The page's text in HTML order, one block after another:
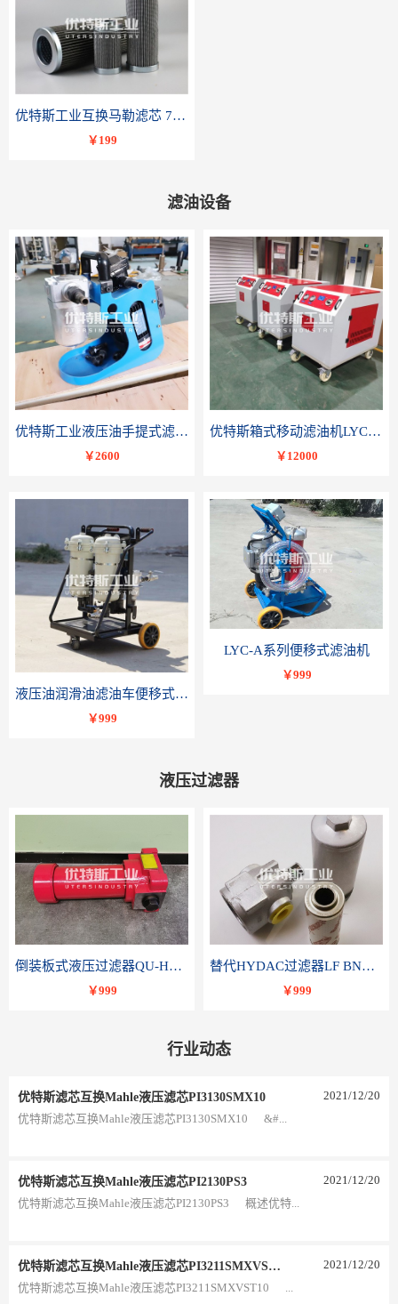
优特斯工业互换马勒滤芯 77681075PI8508 DRG 100
￥199
滤油设备
优特斯工业液压油手提式滤油机BLYJ系列液压油润滑油便携轻便小流量精密过滤
￥2600
优特斯箱式移动滤油机LYC-C系列变压器油润滑油滤油小车
￥12000
液压油润滑油滤油车便移式滤油机LYC-B系列-优特斯工业科技
￥999
LYC-A系列便移式滤油机
￥999
液压过滤器
倒装板式液压过滤器QU-H250x10BDP
￥999
替代HYDAC过滤器LF BNHC 110 I C20B 1.0-A2-B3
￥999
行业动态
优特斯滤芯互换Mahle液压滤芯PI3130SMX10 2021 /12/20
优特斯滤芯互换Mahle液压滤芯PI3130SMX10 &#...
优特斯滤芯互换Mahle液压滤芯PI2130PS3 2021 /12/20
优特斯滤芯互换Mahle液压滤芯PI2130PS3 概述优特...
优特斯滤芯互换Mahle液压滤芯PI3211SMXVST10 2021 /12/20
优特斯滤芯互换Mahle液压滤芯PI3211SMXVST10 ...